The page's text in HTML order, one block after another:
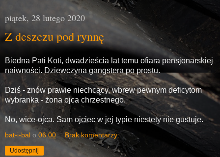
piątek, 28 lutego 2020
Z deszczu pod rynnę
Biedna Pati Koti, dwadzieścia lat temu ofiara pensjonarskiej
naiwności. Dziewczyna gangstera po prostu.
Dziś - znów prawie niechcący, wbrew pewnym deficytom
wybranka - żona ojca chrzestnego.
No, wice-ojca. Sam ojciec w jej typie niestety nie gustuje.
bat-i-bal o 06:00 Brak komentarzy:
Udostępnij